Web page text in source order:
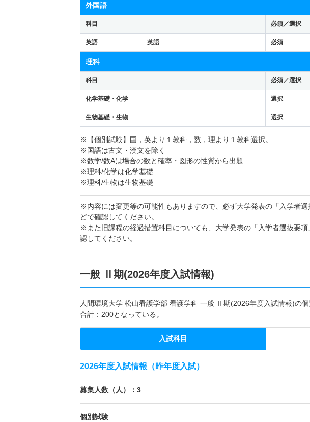
外国語
科目 必須／選択
英語 英語 必須
理科
科目 必須／選択
化学基礎・化学
選択
生物基礎・生物
選択
※【個別試験】国，英より１教科，数，理より１教科選択。
※国語は古文・漢文を除く
※数学/数Aは場合の数と確率・図形の性質から出題
※理科/化学は化学基礎
※理科/生物は生物基礎
※内容には変更等の可能性もありますので、必ず大学発表の「入学者
どで確認してください。
※また旧課程の経過措置科目についても、大学発表の「入学者選抜要項
認してください。
一般 Ⅱ期(2026年度入試情報)
人間環境大学 ​松山看護学部​ 看護学科 一般 Ⅱ期(2026年度入試情報)の
合計：200となっている。
入試科目
2026年度入試情報（昨年度入試）
募集人数（人）：3
個別試験